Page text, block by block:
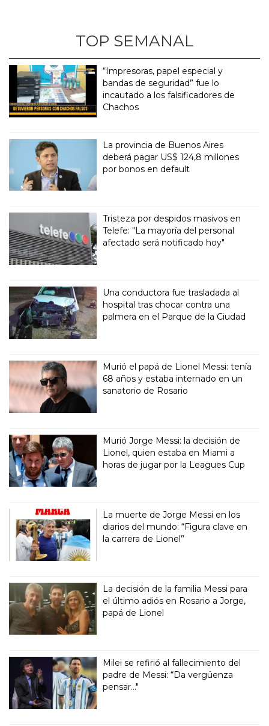
TOP SEMANAL
“Impresoras, papel especial y
bandas de seguridad” fue lo
incautado a los falsificadores de
Chachos
La provincia de Buenos Aires
deberá pagar US$ 124,8 millones
por bonos en default
Tristeza por despidos masivos en
Telefe: "La mayoría del personal
afectado será notificado hoy"
Una conductora fue trasladada al
hospital tras chocar contra una
palmera en el Parque de la Ciudad
Murió el papá de Lionel Messi: tenía
68 años y estaba internado en un
sanatorio de Rosario
Murió Jorge Messi: la decisión de
Lionel, quien estaba en Miami a
horas de jugar por la Leagues Cup
La muerte de Jorge Messi en los
diarios del mundo: “Figura clave en
la carrera de Lionel”
La decisión de la familia Messi para
el último adiós en Rosario a Jorge,
papá de Lionel
Milei se refirió al fallecimiento del
padre de Messi: “Da vergüenza
pensar..."